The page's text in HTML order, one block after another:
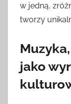
w jedną,
tworzy
jako